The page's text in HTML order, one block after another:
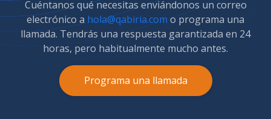
Cuéntanos qué necesitas enviándonos un correo
electrónico a hola@qabiria.com o programa una
llamada. Tendrás una respuesta garantizada en 24
horas, pero habitualmente mucho antes.
Programa una llamada